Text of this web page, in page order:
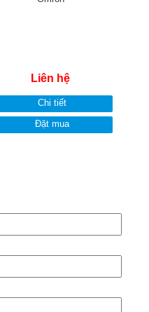
Liên hệ
Chi tiết
Đặt mua